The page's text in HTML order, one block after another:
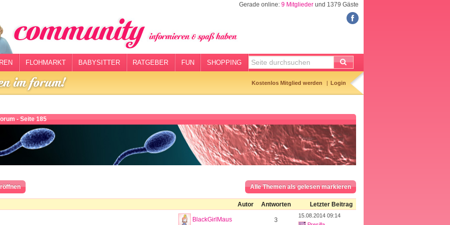
Gerade online: 9 Mitglieder und 1379 Gäste
FLOHMARKT BABYSITTER RATGEBER FUN SHOPPING
Kostenlos Mitglied werden Login
- Seite 185
Alle Themen als gelesen markieren
Autor Antworten Letzter Beitrag
BlackGirlMaus 3
15.08.2014 09:14